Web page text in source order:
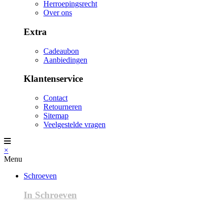
Herroepingsrecht
Over ons
Extra
Cadeaubon
Aanbiedingen
Klantenservice
Contact
Retourneren
Sitemap
Veelgestelde vragen
×
Menu
Schroeven
In Schroeven